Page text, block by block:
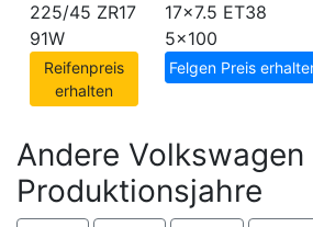
225/45 ZR17
91W
Reifenpreis
erhalten
17x7.5 ET38
5x100
Felgen Preis
Andere Volkswagen
Produktionsjahre